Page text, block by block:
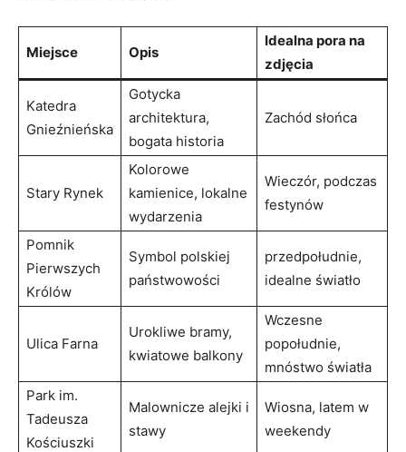
Miejsce Opis
Idealna pora na
zdjęcia
Katedra
Gnieźnieńska
Gotycka
architektura,
‍bogata⁣ historia
Zachód słońca
Stary Rynek
Kolorowe
kamienice, lokalne
wydarzenia
Wieczór, podczas
festynów
Pomnik
Pierwszych
Królów
Symbol polskiej
⁤państwowości
przedpołudnie,⁣
idealne ⁤światło
Ulica Farna
Urokliwe bramy,
kwiatowe ⁣balkony
Wczesne
popołudnie,
mnóstwo światła
Park‍ im.
Tadeusza
Kościuszki
Malownicze alejki i⁢
stawy
Wiosna, ‍latem w
weekendy